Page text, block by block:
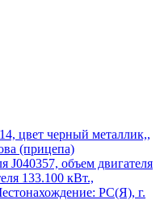
цвет черный металлик,,
(прицепа)
J040357, объем двигателя
133.100 кВт.,
РС(Я), г.